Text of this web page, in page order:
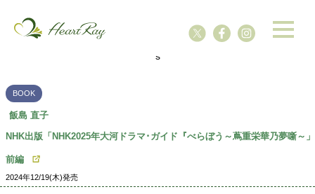
s
BOOK
飯島 直子
NHK出版「NHK2025年大河ドラマ･ガイド『べらぼう～蔦重栄華乃夢噺～」
前編
2024年12/19(木)発売